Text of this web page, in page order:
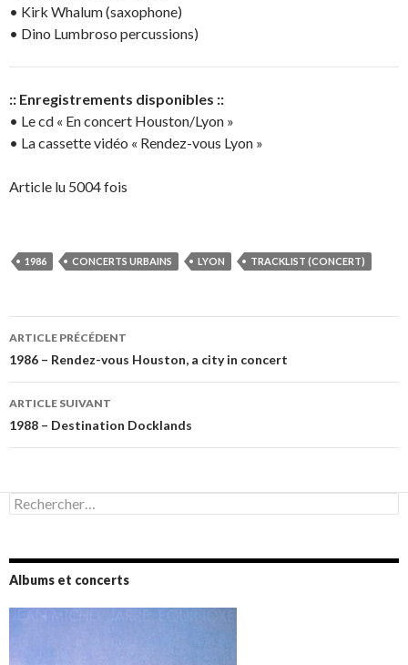
• Kirk Whalum (saxophone)
• Dino Lumbroso percussions)
:: Enregistrements disponibles ::
• Le cd « En concert Houston/Lyon »
• La cassette vidéo « Rendez-vous Lyon »
Article lu 5004 fois
1986 CONCERTS URBAINS LYON TRACKLIST (CONCERT)
Navigation
des
articles
ARTICLE PRÉCÉDENT
1986 – Rendez-vous Houston, a city in concert
ARTICLE SUIVANT
1988 – Destination Docklands
Rechercher :
Albums et concerts